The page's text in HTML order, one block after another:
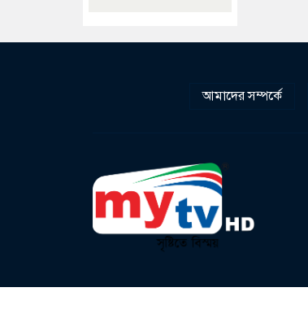
আমাদের সম্পর্কে